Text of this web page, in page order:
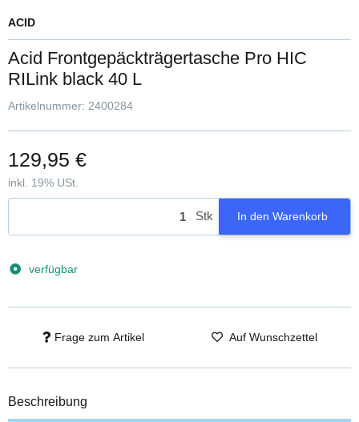
ACID
Acid Frontgepäckträgertasche Pro HIC
RILink black 40 L
Artikelnummer: 2400284
129,95 €
inkl. 19% USt.
Stk In den Warenkorb
verfügbar
Frage zum Artikel Auf Wunschzettel
Beschreibung